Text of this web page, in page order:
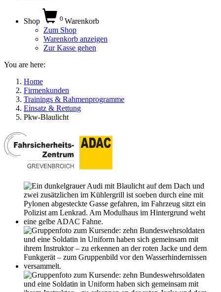
Shop 0 Warenkorb
Zum Shop
Warenkorb anzeigen
Zur Kasse gehen
You are here:
Home
Firmenkunden
Trainings & Rahmenprogramme
Einsatz & Rettung
Pkw-Blaulicht